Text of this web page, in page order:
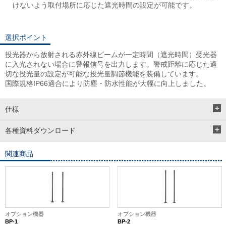
けないよう取付場所に応じた遮光時間の設定が可能です。
選択ポイント
投光器から放射される赤外線ビームが一定時間（遮光時間）受光器
に入光されない場合に警報信号を出力します。警戒距離に応じた適
切な投光量の設定が可能な投光量調節機能を装備しています。
国際規格IP66適合により防塵・防水性能が大幅に向上しました。
仕様
各種資料ダウンロード
関連商品
オプション機器
BP-1
オプション機器
BP-2